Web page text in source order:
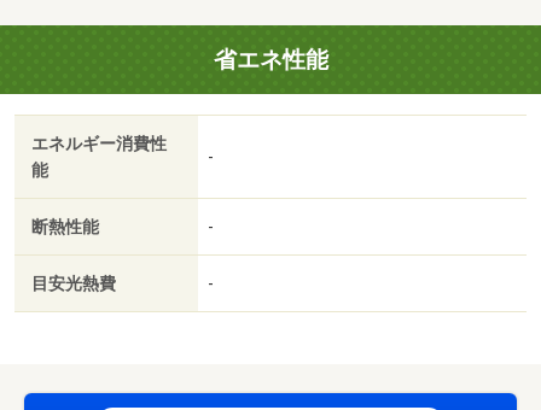
販売戸数：1戸／管理費等帯：12500円／修繕積立金帯：
省エネ性能
エネルギー消費性
能
-
断熱性能 -
目安光熱費 -